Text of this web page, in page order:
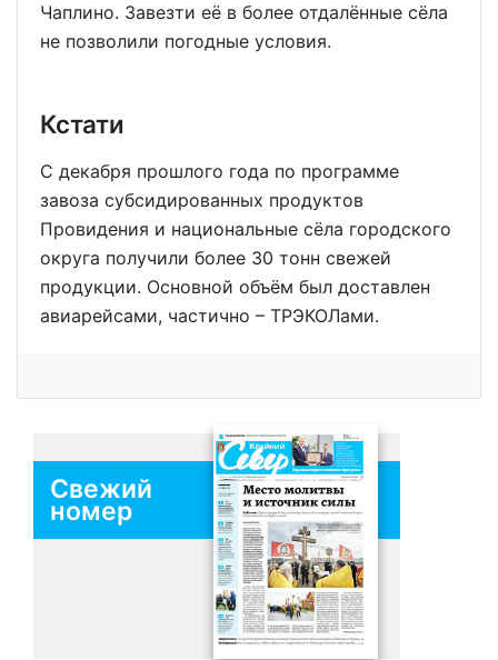
Чаплино. Завезти её в более отдалённые сёла
не позволили погодные условия.
Кстати
С декабря прошлого года по программе
завоза субсидированных продуктов
Провидения и национальные сёла городского
округа получили более 30 тонн свежей
продукции. Основной объём был доставлен
авиарейсами, частично – ТРЭКОЛами.
Свежий
номер